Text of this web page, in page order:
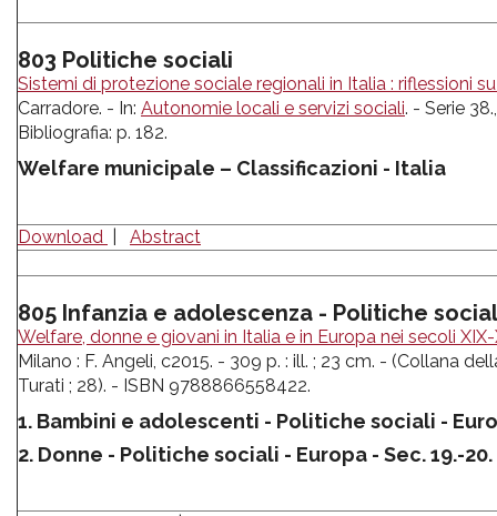
803 Politiche sociali
Sistemi di protezione sociale regionali in Italia : riflessioni
Carradore. - In: Autonomie locali e servizi sociali. - Serie
Bibliografia: p. 182.
Welfare municipale – Classificazioni - Italia
Download Abstract
805 Infanzia e adolescenza - Politiche
Welfare, donne e giovani in Italia e in Europa nei secoli XIX-
Milano : F. Angeli, c2015. - 309 p. : ill. ; 23 cm. - (Collana
Turati ; 28). - ISBN 9788866558422.
1. Bambini e adolescenti - Politiche sociali -
2. Donne - Politiche sociali - Europa - Sec. 19.-20.